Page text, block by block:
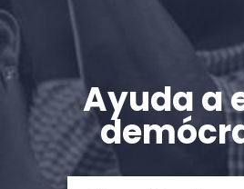
Ayuda a